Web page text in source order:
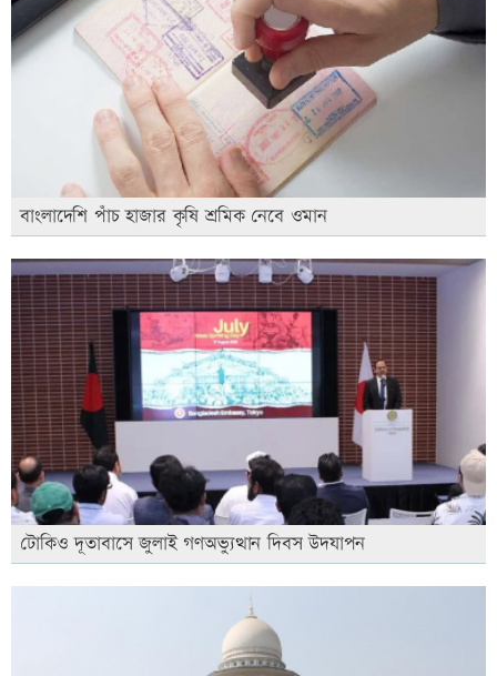
বাংলাদেশি পাঁচ হাজার কৃষি শ্রমিক নেবে ওমান
টোকিও দূতাবাসে জুলাই গণঅভ্যুত্থান দিবস উদযাপন